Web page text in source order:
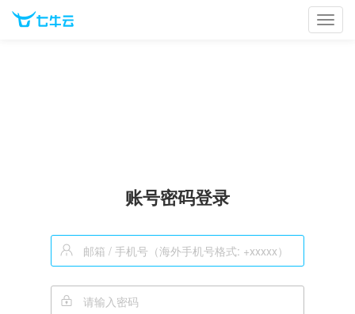
账号密码登录